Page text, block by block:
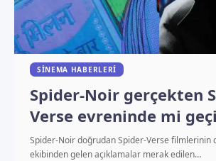
SINEMA HABERLERI
Spider-Noir gerçekten
Verse evreninde mi
Spider-Noir doğrudan Spider-Verse filmlerinin
ekibinden gelen açıklamalar merak edilen…